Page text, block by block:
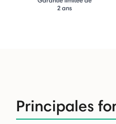
2 ans
Principales